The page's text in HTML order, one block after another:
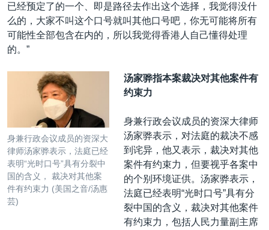
已经预定了的一个、即是路径去作出这个选择，我觉得没什
么的，大家不叫这个口号就叫其他口号吧，你无可能将所有
可能性全部包含在内的，所以我觉得香港人自己懂得处理
的。”
身兼行政会议成员的资深大
律师汤家骅表示，法庭已经
表明“光时口号”具有分裂中
国的含义， 裁决对其他案
件有约束力 (美国之音/汤惠
芸)
汤家骅指本案裁决对其他案件有
约束力
身兼行政会议成员的资深大律师
汤家骅表示，对法庭的裁决不感
到诧异，他又表示，裁决对其他
案件有约束力，但要视乎各案中
的个别环境证供。汤家骅表示，
法庭已经表明“光时口号”具有分
裂中国的含义，裁决对其他案件
有约束力，包括人民力量副主席